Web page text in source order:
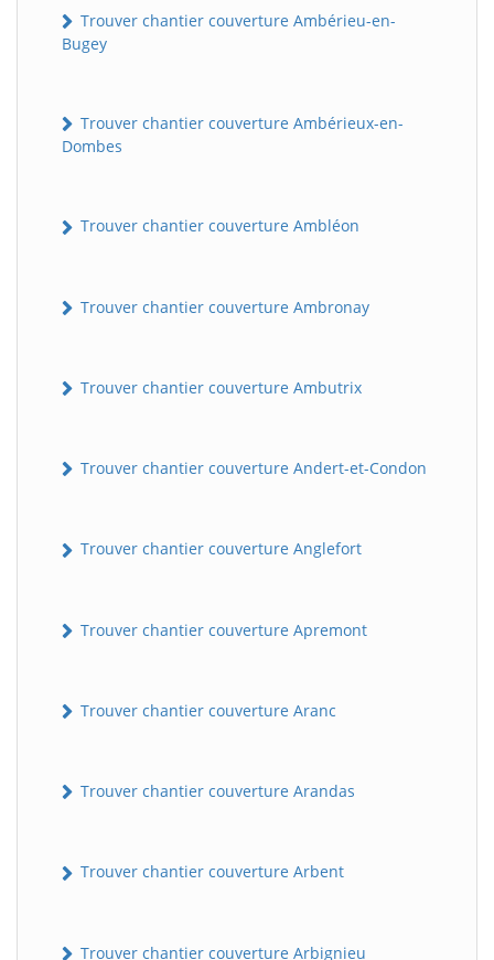
Trouver chantier couverture Ambérieu-en-
Bugey
Trouver chantier couverture Ambérieux-en-
Dombes
Trouver chantier couverture Ambléon
Trouver chantier couverture Ambronay
Trouver chantier couverture Ambutrix
Trouver chantier couverture Andert-et-Condon
Trouver chantier couverture Anglefort
Trouver chantier couverture Apremont
Trouver chantier couverture Aranc
Trouver chantier couverture Arandas
Trouver chantier couverture Arbent
Trouver chantier couverture Arbignieu